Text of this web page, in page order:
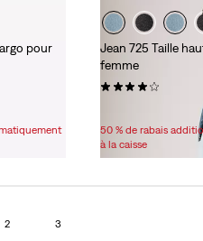
pour
Jean 725 Taille
femme
Price
is
Price
50 % de rabais
à la caisse
2 3